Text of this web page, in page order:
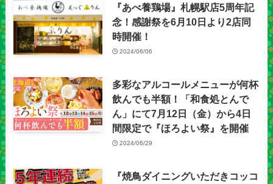
『あべ養鶏場』札幌駅店5周年記
念！感謝祭を6月10日より2店同
時開催！
2024/06/06
多彩なアルコールメニューが何杯
飲んでも半額！「和食処とんで
ん」にて7月12日（金）から4日
間限定で『ほろよい祭』を開催
2024/06/29
『焼鳥ダイニングいただきコッコ